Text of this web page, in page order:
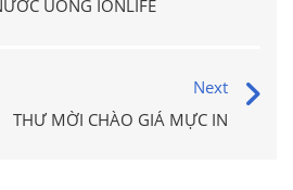
UỐNG IONLIFE
Next
THƯ MỜI CHÀO GIÁ MỰC IN